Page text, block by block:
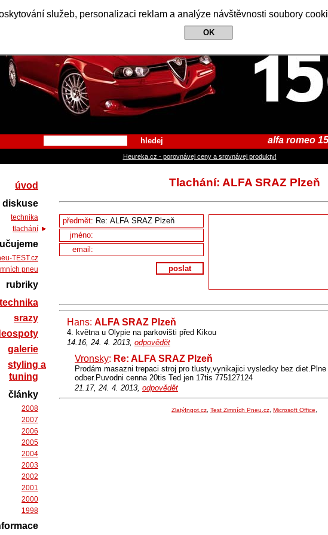
služeb, personalizaci reklam a analýze návštěvnosti soubory
OK
Alfa Romeo 156 Club
hledej alfa romeo
Heureka.cz - porovnávej ceny a srovnávej produkty!
Tlachání: ALFA SRAZ Plzeň
předmět:
jméno:
email:
poslat
Hans: ALFA SRAZ Plzeň
4. května u Olypie na parkovišti před Kikou
14.16, 24. 4. 2013, odpovědět
Vronsky: Re: ALFA SRAZ Plzeň
Prodám masazni trepaci stroj pro tlusty,vynikajici vysledky bez
odber.Puvodni cenna 20tis Ted jen 17tis 775127124
21.17, 24. 4. 2013, odpovědět
ZlatýIngot.cz Test Zimních Pneu.cz Microsoft Office
úvod
diskuse
technika
tlachání
TEST.cz
pneu
rubriky
technika
srazy
galerie
styling a
tuning
články
2008
2007
2006
2005
2004
2003
2002
2001
2000
1998